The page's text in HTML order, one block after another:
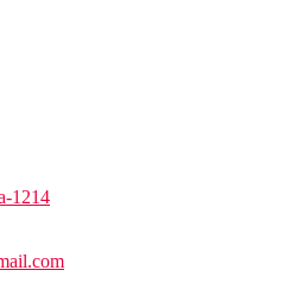
1214